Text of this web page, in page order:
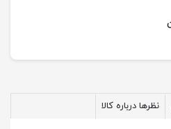
نظرها درباره کالا